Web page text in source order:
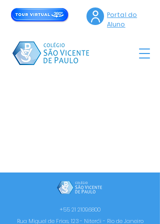
Portal do
Aluno
+55 21 2109.6800
Rua Miguel de Frias, 123 - Niterói - Rio de Janeiro